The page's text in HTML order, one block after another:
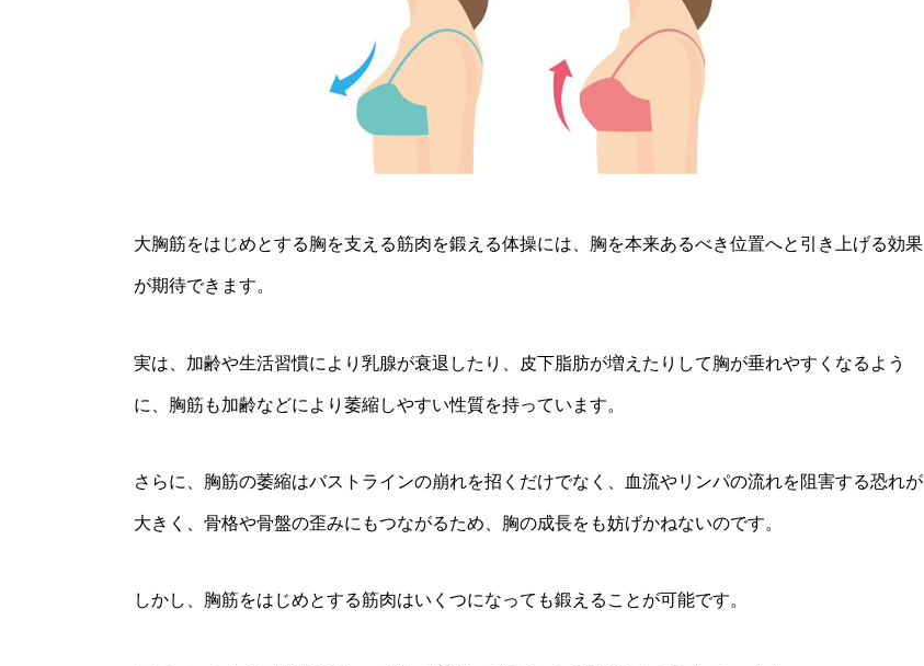
大胸筋をはじめとする胸を支える筋肉を鍛える体操には、胸を本来あるべき位置へと引き上げる効果
が期待できます。
実は、加齢や生活習慣により乳腺が衰退したり、皮下脂肪が増えたりして胸が垂れやすくなるよう
に、胸筋も加齢などにより萎縮しやすい性質を持っています。
さらに、胸筋の萎縮はバストラインの崩れを招くだけでなく、血流やリンパの流れを阻害する恐れが
大きく、骨格や骨盤の歪みにもつながるため、胸の成長をも妨げかねないのです。
しかし、胸筋をはじめとする筋肉はいくつになっても鍛えることが可能です。